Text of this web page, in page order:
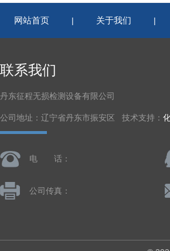
网站首页 | 关于我们 |
联系我们
丹东征程无损检测设备有限公司
公司地址：辽宁省丹东市振安区 技术支持：
电 话：
公司传真：